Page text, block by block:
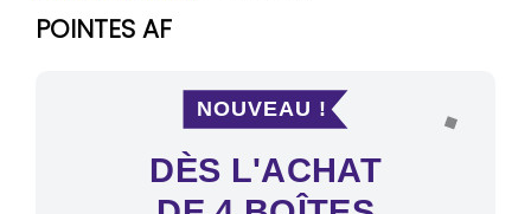
POINTES AF
NOUVEAU !
DÈS L'ACHAT